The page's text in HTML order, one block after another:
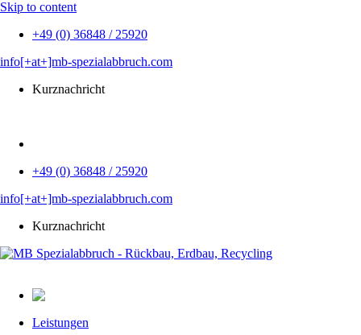
Skip to content
+49 (0) 36848 / 25920
info[+at+]mb-spezialabbruch.com
Kurznachricht
+49 (0) 36848 / 25920
info[+at+]mb-spezialabbruch.com
Kurznachricht
Leistungen